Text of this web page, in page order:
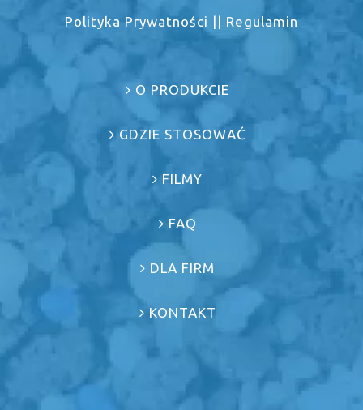
Polityka Prywatności || Regulamin
O PRODUKCIE
GDZIE STOSOWAĆ
FILMY
FAQ
DLA FIRM
KONTAKT